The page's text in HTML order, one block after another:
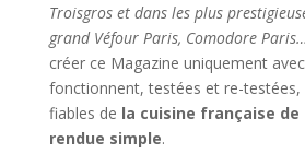
Troisgros et dans les plus
grand Véfour Paris, Comodore
créer ce Magazine uniquement
fonctionnent, testées et re-
fiables de la cuisine française
rendue simple.